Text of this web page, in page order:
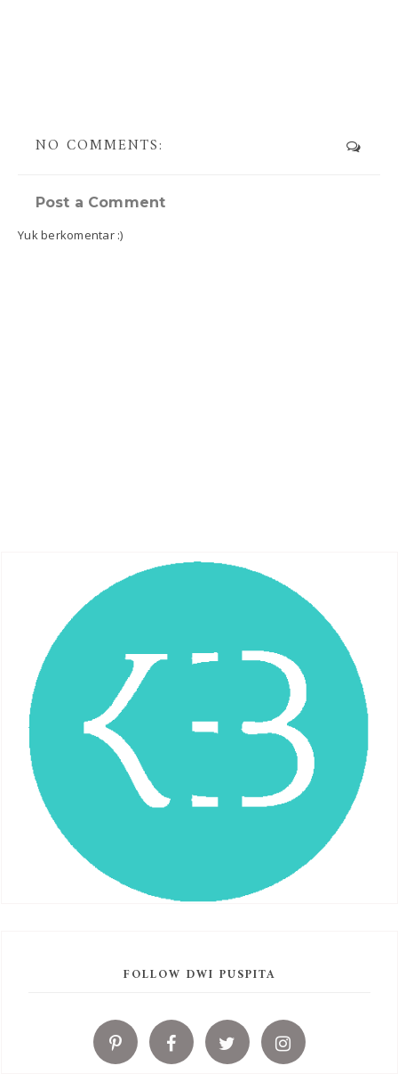
NO COMMENTS:
Post a Comment
Yuk berkomentar :)
FOLLOW DWI PUSPITA